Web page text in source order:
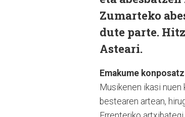
Zumarteko
dute parte.
Asteari.
Emakume
Musikenen ikasi nuen
bestearen artean,